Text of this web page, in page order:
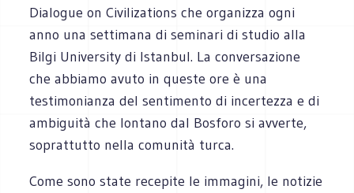
Dialogue on Civilizations che organizza ogni
anno una settimana di seminari di studio alla
Bilgi University di Istanbul. La conversazione
che abbiamo avuto in queste ore è una
testimonianza del sentimento di incertezza e di
ambiguità che lontano dal Bosforo si avverte,
soprattutto nella comunità turca.
Come sono state recepite le immagini, le notizie